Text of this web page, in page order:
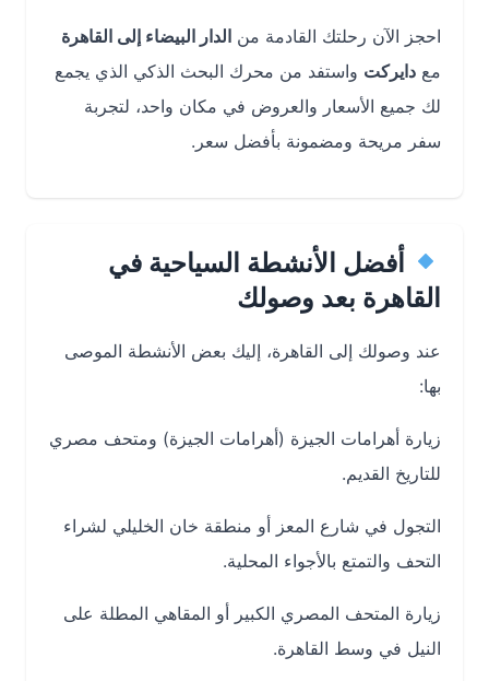
احجز الآن رحلتك القادمة منالدار البيضاء إلى القاهرة
دايركتواستفد من محرك البحث الذكي الذي يجمع
لك جميع الأسعار والعروض في مكان واحد، لتجربة
سفر مريحة ومضمونة بأفضل سعر.
أفضل الأنشطة السياحية في
القاهرة بعد وصولك
عند وصولك إلى القاهرة، إليك بعض الأنشطة الموصى
زيارة أهرامات الجيزة (أهرامات الجيزة) ومتحف مصري
للتاريخ القديم.
التجول في شارع المعز أو منطقة خان الخليلي لشراء
التحف والتمتع بالأجواء المحلية.
زيارة المتحف المصري الكبير أو المقاهي المطلة على
النيل في وسط القاهرة.